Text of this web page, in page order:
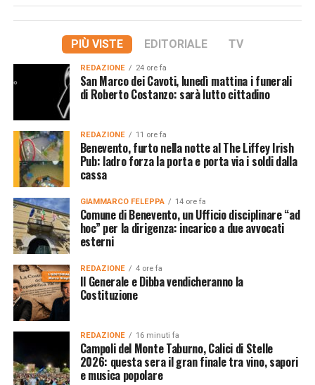
PIÙ VISTE EDITORIALE TV
REDAZIONE 24 ore fa
San Marco dei Cavoti, lunedì mattina i funerali
di Roberto Costanzo: sarà lutto cittadino
REDAZIONE 11 ore fa
Benevento, furto nella notte al The Liffey Irish
Pub: ladro forza la porta e porta via i soldi dalla
cassa
GIAMMARCO FELEPPA 14 ore fa
Comune di Benevento, un Ufficio disciplinare “ad
hoc” per la dirigenza: incarico a due avvocati
esterni
REDAZIONE 4 ore fa
Il Generale e Dibba vendicheranno la
Costituzione
REDAZIONE 16 minuti fa
Campoli del Monte Taburno, Calici di Stelle
2026: questa sera il gran finale tra vino, sapori
e musica popolare